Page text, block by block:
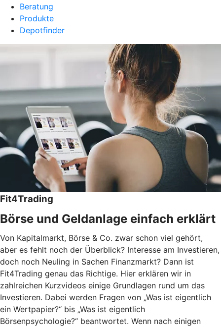
Beratung
Produkte
Depotfinder
Fit4Trading
Börse und Geldanlage einfach erklärt
Von Kapitalmarkt, Börse & Co. zwar schon viel gehört,
aber es fehlt noch der Überblick? Interesse am Investieren,
doch noch Neuling in Sachen Finanzmarkt? Dann ist
Fit4Trading genau das Richtige. Hier erklären wir in
zahlreichen Kurzvideos einige Grundlagen rund um das
Investieren. Dabei werden Fragen von „Was ist eigentlich
ein Wertpapier?“ bis „Was ist eigentlich
Börsenpsychologie?“ beantwortet. Wenn nach einigen